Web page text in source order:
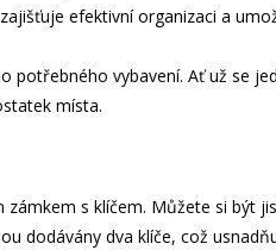
efektivní organizaci a
potřebného vybavení. Ať už se
místa.
s klíčem. Můžete si být
dodávány dva klíče, což